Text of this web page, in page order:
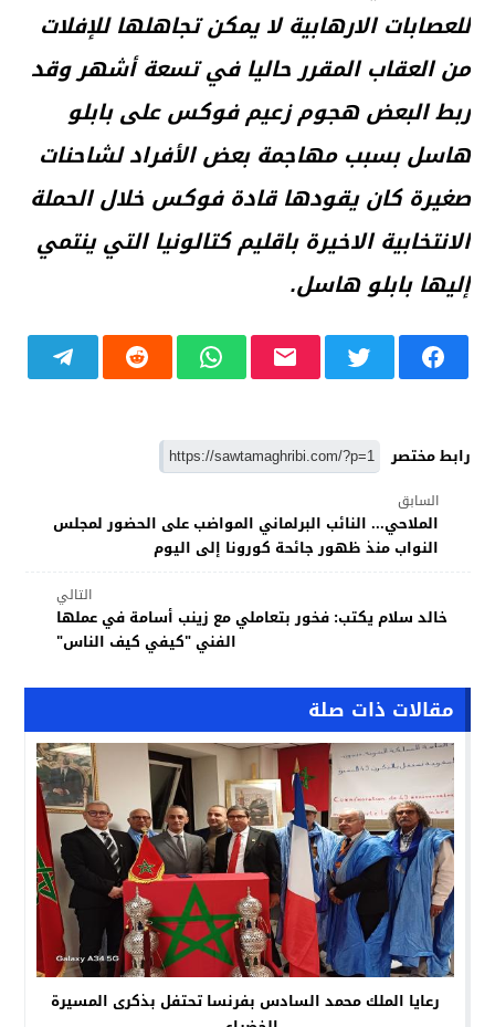
للعصابات الارهابية لا يمكن تجاهلها للإفلات
من العقاب المقرر حاليا في تسعة أشهر وقد
ربط البعض هجوم زعيم فوكس على بابلو
هاسل بسبب مهاجمة بعض الأفراد لشاحنات
صغيرة كان يقودها قادة فوكس خلال الحملة
الانتخابية الاخيرة باقليم كتالونيا التي ينتمي
إليها بابلو هاسل.
رابط مختصر
السابق
الملاحي... النائب البرلماني المواضب على الحضور لمجلس
النواب منذ ظهور جائحة كورونا إلى اليوم
التالي
خالد سلام يكتب: فخور بتعاملي مع زينب أسامة في عملها
الفني "كيفي كيف الناس"
مقالات ذات صلة
رعايا الملك محمد السادس بفرنسا تحتفل بذكرى المسيرة